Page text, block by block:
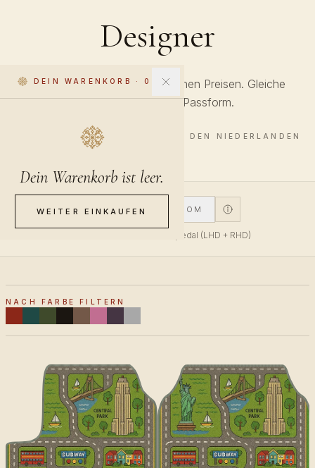
DEIN WARENKORB · 0
Dein Warenkorb ist leer.
WEITER EINKAUFEN
Designer
Designer-Muster zu zugänglichen Preisen. Gleiche
Materialien, gleiche Passform.
6 STÜCKE · HANDVEREDELT IN DEN NIEDERLANDEN
V1 V2 CUSTOM
V1 für oben montiertes Gaspedal (LHD + RHD)
NACH FARBE FILTERN